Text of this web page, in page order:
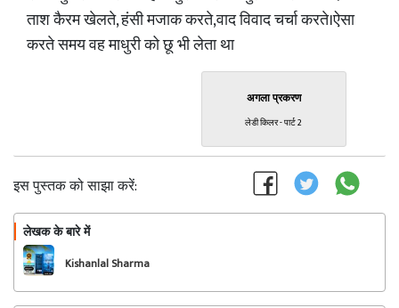
ताश कैरम खेलते, हंसी मजाक करते,वाद विवाद चर्चा करते।ऐसा
करते समय वह माधुरी को छू भी लेता था
अगला प्रकरण
लेडी किलर - पार्ट 2
इस पुस्तक को साझा करें:
लेखक के बारे में
Kishanlal Sharma